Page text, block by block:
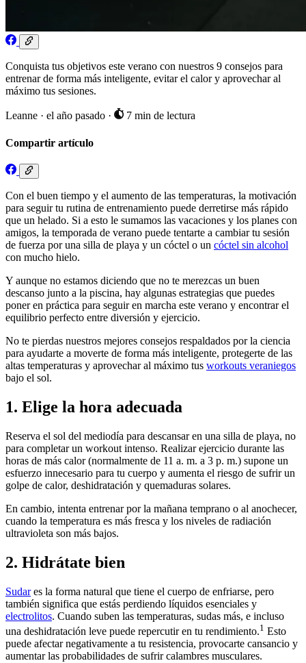
Conquista tus objetivos este verano con nuestros 9 consejos para
entrenar de forma más inteligente, evitar el calor y aprovechar al
máximo tus sesiones.
Leanne · el año pasado · 7 min de lectura
Compartir artículo
Con el buen tiempo y el aumento de las temperaturas, la motivación
para seguir tu rutina de entrenamiento puede derretirse más rápido
que un helado. Si a esto le sumamos las vacaciones y los planes con
amigos, la temporada de verano puede tentarte a cambiar tu sesión
de fuerza por una silla de playa y un cóctel o un cóctel sin alcohol
con mucho hielo.
Y aunque no estamos diciendo que no te merezcas un buen
descanso junto a la piscina, hay algunas estrategias que puedes
poner en práctica para seguir en marcha este verano y encontrar el
equilibrio perfecto entre diversión y ejercicio.
No te pierdas nuestros mejores consejos respaldados por la ciencia
para ayudarte a moverte de forma más inteligente, protegerte de las
altas temperaturas y aprovechar al máximo tus workouts veraniegos
bajo el sol.
1. Elige la hora adecuada
Reserva el sol del mediodía para descansar en una silla de playa, no
para completar un workout intenso. Realizar ejercicio durante las
horas de más calor (normalmente de 11 a. m. a 3 p. m.) supone un
esfuerzo innecesario para tu cuerpo y aumenta el riesgo de sufrir un
golpe de calor, deshidratación y quemaduras solares.
En cambio, intenta entrenar por la mañana temprano o al anochecer,
cuando la temperatura es más fresca y los niveles de radiación
ultravioleta son más bajos.
2. Hidrátate bien
Sudares la forma natural que tiene el cuerpo de enfriarse, pero
también significa que estás perdiendo líquidos esenciales y
electrolitos. Cuando suben las temperaturas, sudas más, e incluso
una deshidratación leve puede repercutir en tu rendimiento.1 Esto
puede afectar negativamente a tu resistencia, provocarte cansancio y
aumentar las probabilidades de sufrir calambres musculares.